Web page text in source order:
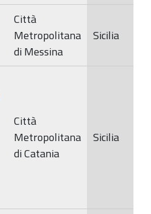
Città
Metropolitana
di Messina
Sicilia
Città
Metropolitana
di Catania
Sicilia